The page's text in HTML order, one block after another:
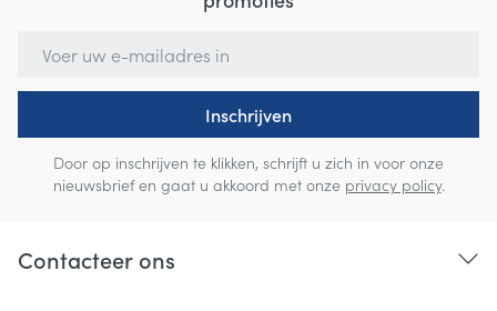
Inschrijven
Door op inschrijven te klikken, schrijft u zich in voor onze
nieuwsbrief en gaat u akkoord met onze privacy policy.
Contacteer ons